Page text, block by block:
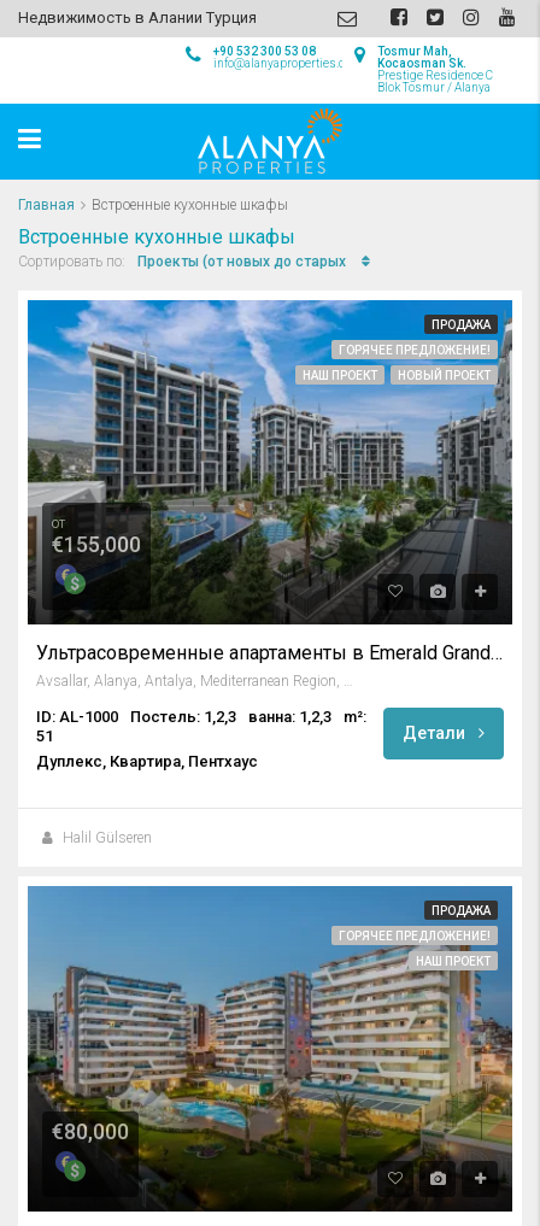
Недвижимость в Алании Турция
Tosmur Mah,
Kocaosman Sk.
Prestige Residence C
Blok Tosmur / Alanya
+90 532 300 53 08
info@alanyaproperties.com
Главная Встроенные кухонные шкафы
Встроенные кухонные шкафы
Сортировать по: Проекты (от новых до старых
ПРОДАЖА
ГОРЯЧЕЕ ПРЕДЛОЖЕНИЕ!
НАШ ПРОЕКТ
НОВЫЙ ПРОЕКТ
от
€155,000
Ультрасовременные апартаменты в Emerald Grand Deluxe
Avsallar, Alanya, Antalya, Mediterranean Region, Turkey
ID: AL-1000 Постель: 1,2,3 ванна: 1,2,3
m²:
51
Дуплекс, Квартира, Пентхаус
Детали
Halil Gülseren
ПРОДАЖА
ГОРЯЧЕЕ ПРЕДЛОЖЕНИЕ!
НАШ ПРОЕКТ
€80,000